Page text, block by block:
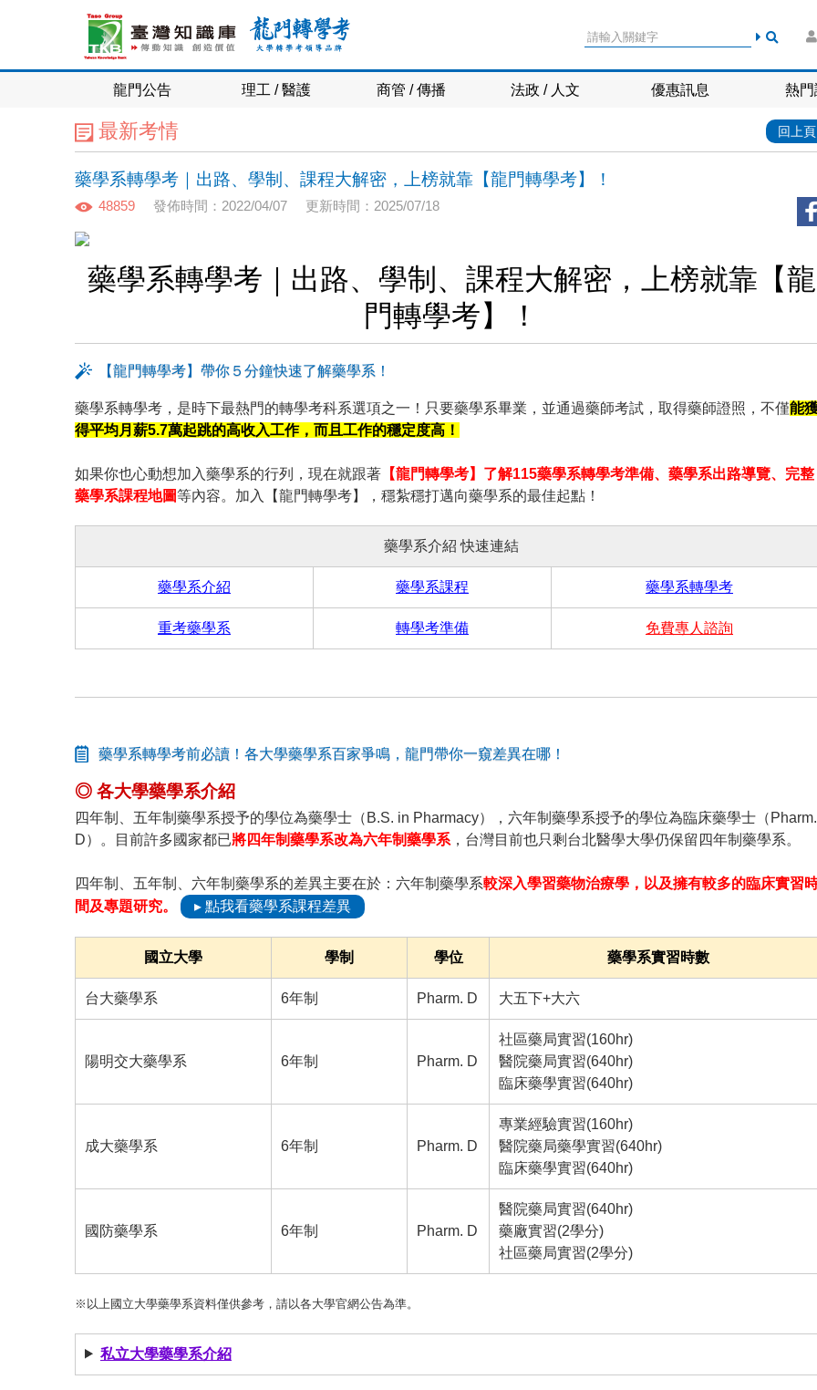
龍門公告 理工 / 醫護 商管 / 傳播 法政 / 人文 優惠訊息 熱
最新考情 回上頁
藥學系轉學考｜出路、學制、課程大解密，上榜就靠【龍門轉學考】！
48859 發佈時間：2022/04/07 更新時間：2025/07/18
藥學系轉學考｜出路、學制、課程大解密，上榜就靠【龍
門轉學考】！
【龍門轉學考】帶你５分鐘快速了解藥學系！
藥學系轉學考，是時下最熱門的轉學考科系選項之一！只要藥學系畢業，並通過藥師考試，取得藥師證照，不僅能
得平均月薪5.7萬起跳的高收入工作，而且工作的穩定度高！
如果你也心動想加入藥學系的行列，現在就跟著 【龍門轉學考】了解115藥學系轉學考準備、藥學系出路導覽、完整
藥學系課程地圖等內容。加入【龍門轉學考】，穩紮穩打邁向藥學系的最佳起點！
藥學系介紹 快速連結
藥學系介紹 藥學系課程 藥學系轉學考
重考藥學系 轉學考準備 免費專人諮詢
藥學系轉學考前必讀！各大學藥學系百家爭鳴，龍門帶你一窺差異在哪！
◎ 各大學藥學系介紹
四年制、五年制藥學系授予的學位為藥學士（B.S. in Pharmacy），六年制藥學系授予的學位為臨床藥學士（Pharm.
D）。目前許多國家都已將四年制藥學系改為六年制藥學系 ，台灣目前也只剩台北醫學大學仍保留四年制藥學系。
四年制、五年制、六年制藥學系的差異主要在於：六年制藥學系較深入學習藥物治療學，以及擁有較多的臨床實習
間及專題研究。
▸ 點我看藥學系課程差異
國立大學 學制 學位 藥學系實習時數
台大藥學系 6年制 Pharm. D 大五下+大六
陽明交大藥學系 6年制 Pharm. D
社區藥局實習(160hr)
醫院藥局實習(640hr)
臨床藥學實習(640hr)
成大藥學系 6年制 Pharm. D
專業經驗實習(160hr)
醫院藥局藥學實習(640hr)
臨床藥學實習(640hr)
國防藥學系 6年制 Pharm. D
醫院藥局實習(640hr)
藥廠實習(2學分)
社區藥局實習(2學分)
※以上國立大學藥學系資料僅供參考，請以各大學官網公告為準。
私立大學藥學系介紹